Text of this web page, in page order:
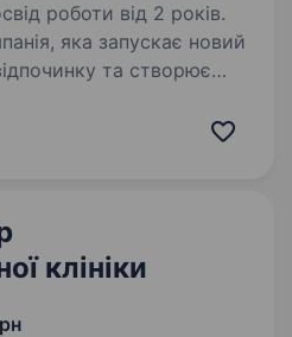
роботи від 2 років.
яка запускає новий
та створює
який
клініки